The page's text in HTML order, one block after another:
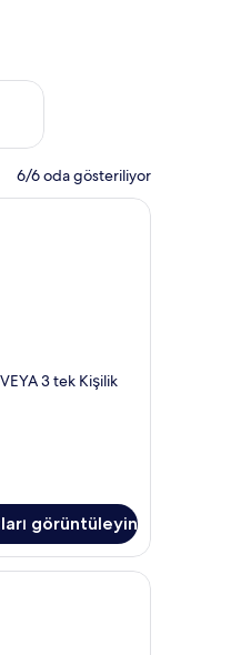
kontrol et Ağu 21 -
6/6 oda gösteriliyor
odada kasa, güneşlik/perde,
3 tek Kişilik
görüntüleyin
odada kasa, güneşlik/perde,